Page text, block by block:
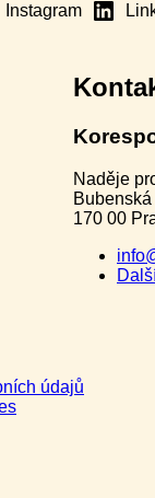
Instagram
Naděje
170 00
údajů